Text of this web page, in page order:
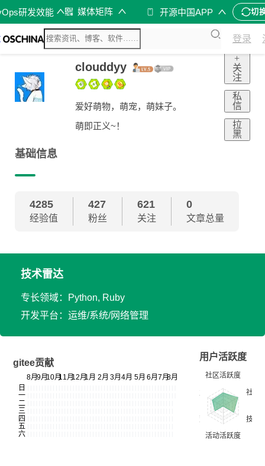
研发效能 媒体矩阵 开源中国APP 切
登录
clouddyy
爱好萌物，萌宠，萌妹子。
萌即正义~！
+
关
注
私
信
拉
黑
基础信息
4285
经验值
427
粉丝
621
关注
0
文章总量
技术雷达
专长领域：Python, Ruby
开发平台：运维/系统/网络管理
gitee贡献
用户活跃度